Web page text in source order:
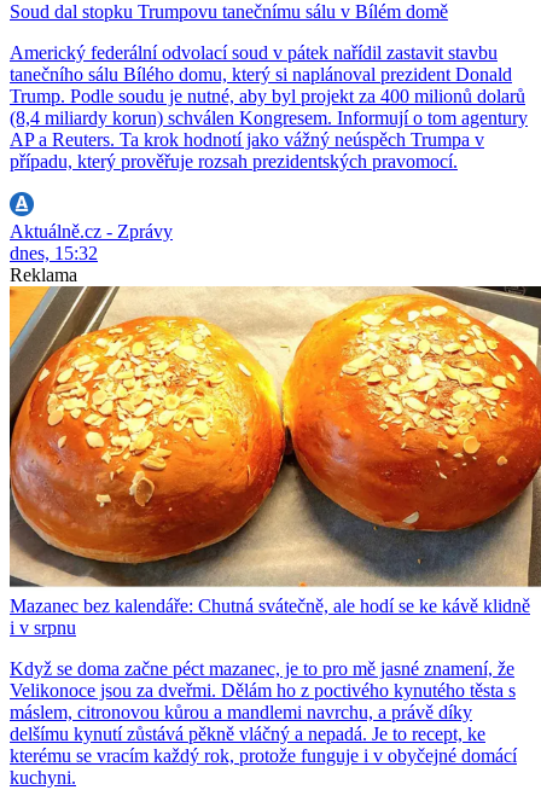
Soud dal stopku Trumpovu tanečnímu sálu v Bílém domě
Americký federální odvolací soud v pátek nařídil zastavit stavbu
tanečního sálu Bílého domu, který si naplánoval prezident Donald
Trump. Podle soudu je nutné, aby byl projekt za 400 milionů dolarů
(8,4 miliardy korun) schválen Kongresem. Informují o tom agentury
AP a Reuters. Ta krok hodnotí jako vážný neúspěch Trumpa v
případu, který prověřuje rozsah prezidentských pravomocí.
Aktuálně.cz - Zprávy
dnes, 15:32
Reklama
Mazanec bez kalendáře: Chutná svátečně, ale hodí se ke kávě klidně
i v srpnu
Když se doma začne péct mazanec, je to pro mě jasné znamení, že
Velikonoce jsou za dveřmi. Dělám ho z poctivého kynutého těsta s
máslem, citronovou kůrou a mandlemi navrchu, a právě díky
delšímu kynutí zůstává pěkně vláčný a nepadá. Je to recept, ke
kterému se vracím každý rok, protože funguje i v obyčejné domácí
kuchyni.